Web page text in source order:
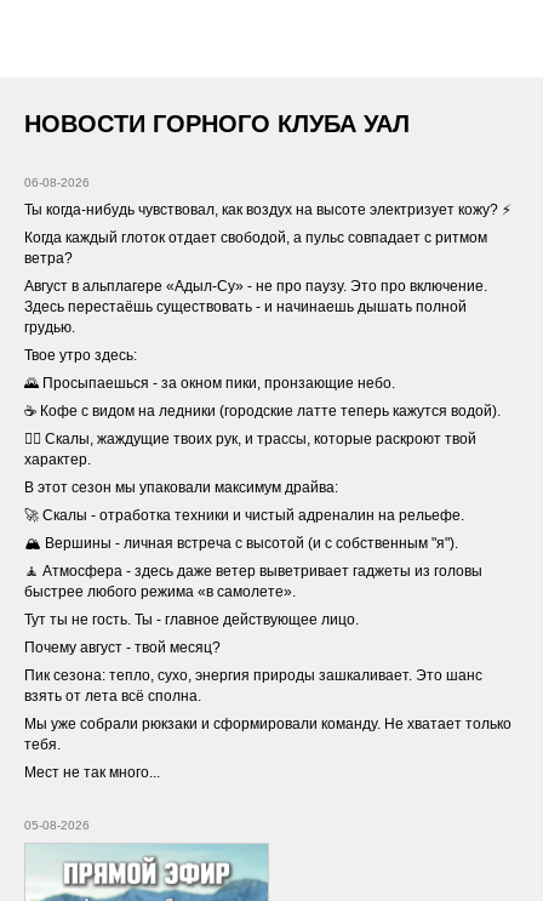
НОВОСТИ ГОРНОГО КЛУБА УАЛ
06-08-2026
Ты когда-нибудь чувствовал, как воздух на высоте электризует кожу? ⚡️
Когда каждый глоток отдает свободой, а пульс совпадает с ритмом
ветра?
Август в альплагере «Адыл-Су» - не про паузу. Это про включение.
Здесь перестаёшь существовать - и начинаешь дышать полной
грудью.
Твое утро здесь:
🌄 Просыпаешься - за окном пики, пронзающие небо.
☕ Кофе с видом на ледники (городские латте теперь кажутся водой).
🧗‍♂️ Скалы, жаждущие твоих рук, и трассы, которые раскроют твой
характер.
В этот сезон мы упаковали максимум драйва:
🚀 Скалы - отработка техники и чистый адреналин на рельефе.
🏔️ Вершины - личная встреча с высотой (и с собственным "я").
🧘 Атмосфера - здесь даже ветер выветривает гаджеты из головы
быстрее любого режима «в самолете».
Тут ты не гость. Ты - главное действующее лицо.
Почему август - твой месяц?
Пик сезона: тепло, сухо, энергия природы зашкаливает. Это шанс
взять от лета всё сполна.
Мы уже собрали рюкзаки и сформировали команду. Не хватает только
тебя.
Мест не так много...
05-08-2026